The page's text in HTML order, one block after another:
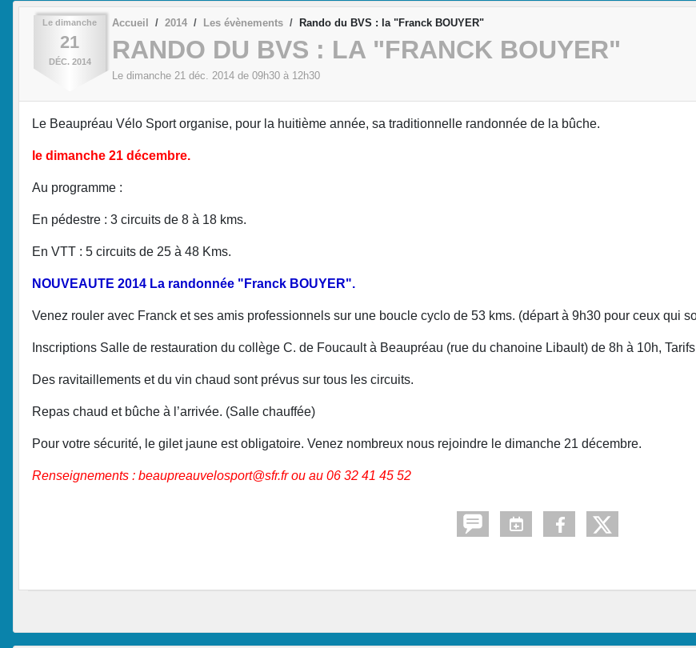
Le dimanche
21
DÉC. 2014
Accueil 2014 Les évènements Rando du BVS : la "Franck BOUYER"
RANDO DU BVS : LA "FRANCK BOUYER"
Le dimanche 21 déc. 2014 de 09h30 à 12h30
Le Beaupréau Vélo Sport organise, pour la huitième année, sa traditionnelle randonnée de la bûche.
le dimanche 21 décembre.
Au programme :
En pédestre : 3 circuits de 8 à 18 kms.
En VTT : 5 circuits de 25 à 48 Kms.
NOUVEAUTE 2014 La randonnée "Franck BOUYER".
Venez rouler avec Franck et ses amis professionnels sur une boucle cyclo de 53 kms. (départ à 9h30 pour ceux qui
Inscriptions Salle de restauration du collège C. de Foucault à Beaupréau (rue du chanoine Libault) de 8h à 10h,
Des ravitaillements et du vin chaud sont prévus sur tous les circuits.
Repas chaud et bûche à l’arrivée. (Salle chauffée)
Pour votre sécurité, le gilet jaune est obligatoire. Venez nombreux nous rejoindre le dimanche 21 décembre.
Renseignements : beaupreauvelosport@sfr.fr ou au 06 32 41 45 52